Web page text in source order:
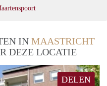
IN MAASTRICHT
DEZE LOCATIE
DELEN